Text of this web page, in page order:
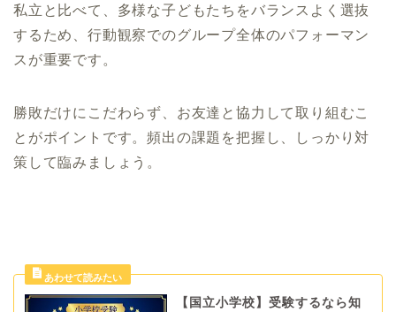
私立と比べて、多様な子どもたちをバランスよく選抜
するため、行動観察でのグループ全体のパフォーマン
スが重要です。
勝敗だけにこだわらず、お友達と協力して取り組むこ
とがポイントです。頻出の課題を把握し、しっかり対
策して臨みましょう。
【国立小学校】受験するなら知